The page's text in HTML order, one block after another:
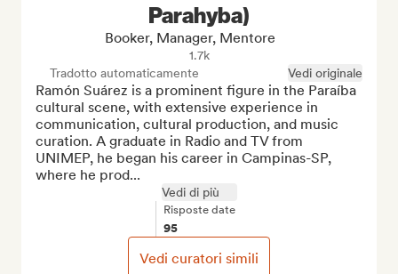
Parahyba)
Booker, Manager, Mentore
1.7k
Tradotto automaticamente
Vedi originale
Ramón Suárez is a prominent figure in the Paraíba
cultural scene, with extensive experience in
communication, cultural production, and music
curation. A graduate in Radio and TV from
UNIMEP, he began his career in Campinas-SP,
where he prod...
Vedi di più
Risposte date
95
Vedi curatori simili